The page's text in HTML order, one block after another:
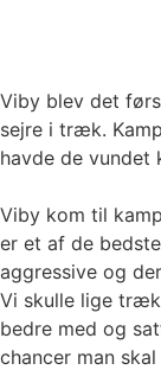
Viby blev det
sejre i træk.
havde de vundet
Viby kom til
er et af de
aggressive og
Vi skulle lige
bedre med og
chancer man